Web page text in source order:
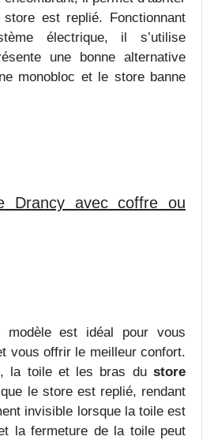
est replié. Fonctionnant
électrique, il s’utilise
une bonne alternative
monobloc et le store banne
Drancy avec coffre ou
modèle est idéal pour vous
vous offrir le meilleur confort.
la toile et les bras du store
le store est replié, rendant
invisible lorsque la toile est
la fermeture de la toile peut